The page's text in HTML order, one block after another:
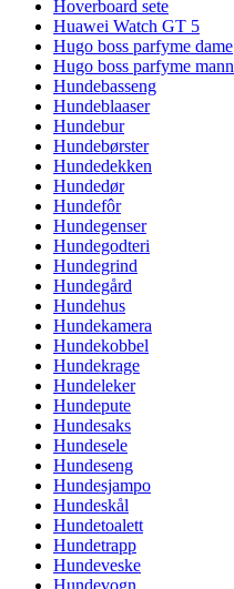
Hoverboard sete
Huawei Watch GT 5
Hugo boss parfyme dame
Hugo boss parfyme mann
Hundebasseng
Hundeblaaser
Hundebur
Hundebørster
Hundedekken
Hundedør
Hundefôr
Hundegenser
Hundegodteri
Hundegrind
Hundegård
Hundehus
Hundekamera
Hundekobbel
Hundekrage
Hundeleker
Hundepute
Hundesaks
Hundesele
Hundeseng
Hundesjampo
Hundeskål
Hundetoalett
Hundetrapp
Hundeveske
Hundevogn